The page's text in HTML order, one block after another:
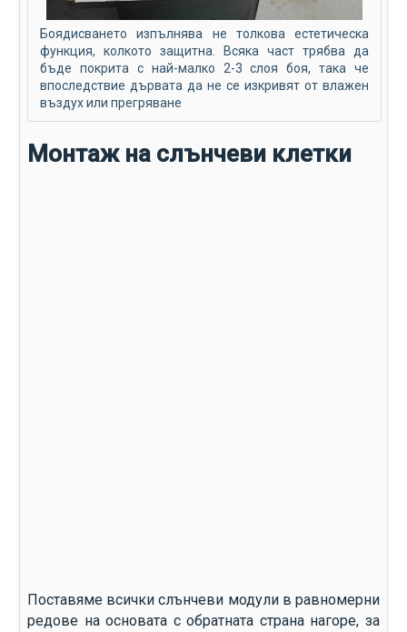
Боядисването изпълнява не толкова естетическа
функция, колкото защитна. Всяка част трябва да
бъде покрита с най-малко 2-3 слоя боя, така че
впоследствие дървата да не се изкривят от влажен
въздух или прегряване
Монтаж на слънчеви клетки
Поставяме всички слънчеви модули в равномерни
редове на основата с обратната страна нагоре, за